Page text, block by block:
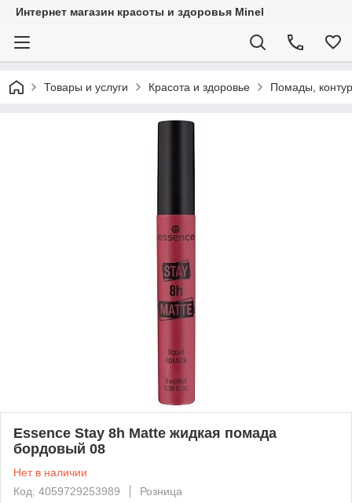
Интернет магазин красоты и здоровья Minel
Товары и услуги Красота и здоровье Помады,
Essence Stay 8h Matte жидкая помада
бордовый 08
Нет в наличии
Код: 4059729253989
Розница